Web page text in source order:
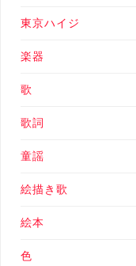
東京ハイジ
楽器
歌
歌詞
童謡
絵描き歌
絵本
色